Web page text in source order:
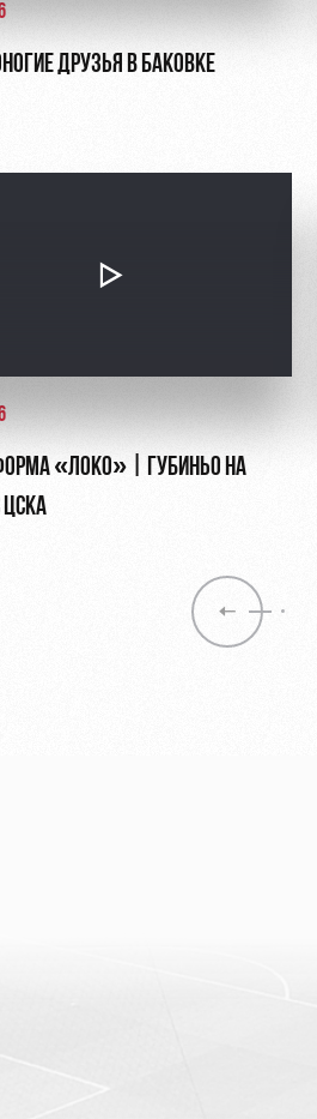
ДРУЗЬЯ В БАКОВКЕ
«ЛОКО» | ГУБИНЬО НА